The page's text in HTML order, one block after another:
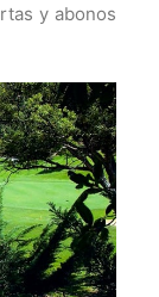
y abonos